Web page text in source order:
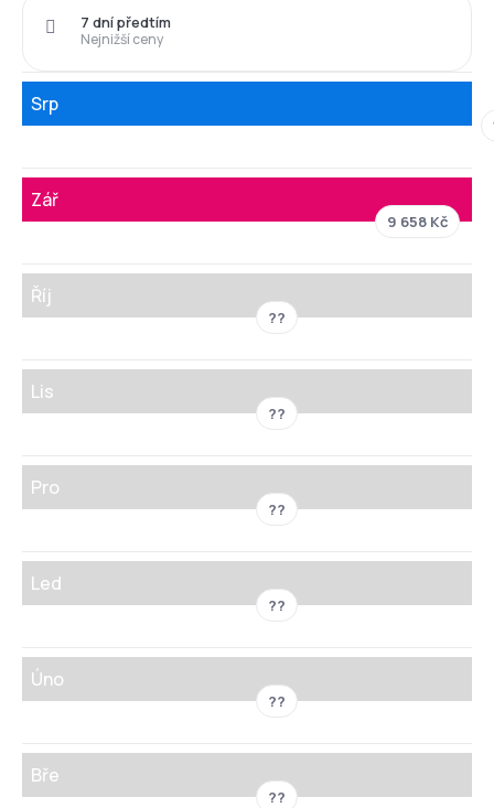
Nejnižší ceny
7 dní předtím
Srp
Zář
9 658 Kč
Říj
??
Lis
??
Pro
??
Led
??
Úno
??
Bře
??